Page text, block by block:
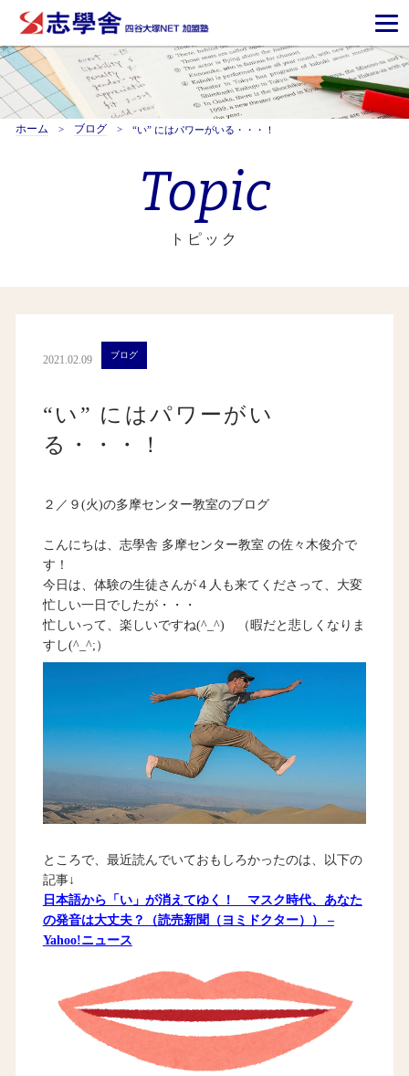
ホーム ブログ “い” にはパワーがいる・・・！
Topic
トピック
2021.02.09 ブログ
“い” にはパワーがい
る・・・！
２／９(火)の多摩センター教室のブログ
こんにちは、志學舎 多摩センター教室 の佐々木俊介で
す！
今日は、体験の生徒さんが４人も来てくださって、大変
忙しい一日でしたが・・・
忙しいって、楽しいですね(^_^) （暇だと悲しくなりま
すし(^_^;）
ところで、最近読んでいておもしろかったのは、以下の
記事↓
日本語から「い」が消えてゆく！ マスク時代、あなた
の発音は大丈夫？（読売新聞（ヨミドクター）） –
Yahoo!ニュース